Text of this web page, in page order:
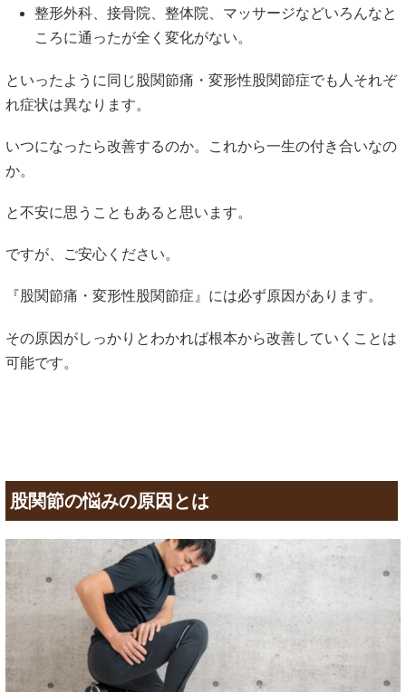
整形外科、接骨院、整体院、マッサージなどいろんなと
ころに通ったが全く変化がない。
といったように同じ股関節痛・変形性股関節症でも人それぞ
れ症状は異なります。
いつになったら改善するのか。これから一生の付き合いなの
か。
と不安に思うこともあると思います。
ですが、ご安心ください。
『股関節痛・変形性股関節症』には必ず原因があります。
その原因がしっかりとわかれば根本から改善していくことは
可能です。
股関節の悩みの原因とは